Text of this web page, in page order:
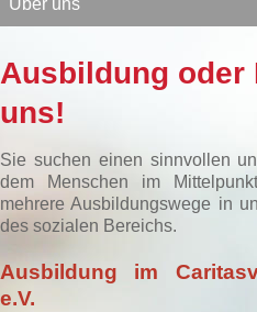
Über uns
Ausbildung oder
uns!
Sie suchen einen sinnvollen
dem Menschen im
mehrere Ausbildungswege in
des sozialen Bereichs.
Ausbildung im
e.V.